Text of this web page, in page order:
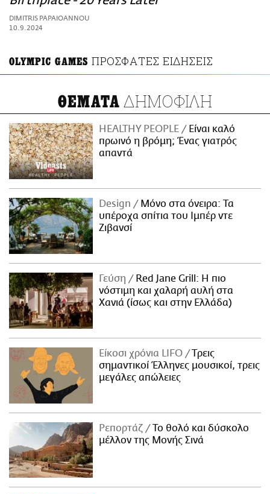
ΑΜΠΑ
PRINT
DIMITRIS PAPAIOANNOU
10.9.2024
OLYMPIC GAMES ΠΡΟΣΦΑΤΕΣ ΕΙΔΗΣΕΙΣ
ΘΕΜΑΤΑ ΔΗΜΟΦΙΛΗ
HEALTHY PEOPLE
Είναι καλό
πρωινό η βρόμη; Ένας γιατρός
απαντά
Design
Μόνο στα όνειρα: Τα
υπέροχα σπίτια του Ιμπέρ ντε
Ζιβανσί
Γεύση
Red Jane Grill: Η πιο
νόστιμη και χαλαρή αυλή στα
Χανιά (ίσως και στην Ελλάδα)
Είκοσι χρόνια LIFO
Tρεις
σημαντικοί Έλληνες μουσικοί, τρεις
μεγάλες απώλειες
Ρεπορτάζ
Το θολό και δύσκολο
μέλλον της Μονής Σινά